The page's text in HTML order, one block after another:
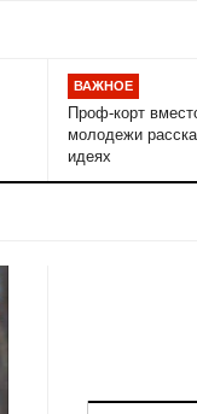
ВАЖНОЕ
Проф-корт
молодежи
идеях